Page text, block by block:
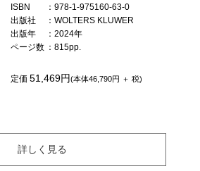
ISBN
：978-1-975160-63-0
出版社
：WOLTERS KLUWER
出版年
：2024年
ページ数 ：815pp.
定価51,469円(本体46,790円 ＋ 税)
詳しく見る